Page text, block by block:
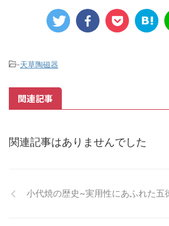
-天草陶磁器
関連記事
関連記事はありませんでした
小代焼の歴史~実用性にあふれた五